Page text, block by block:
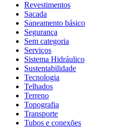
Revestimentos
Sacada
Saneamento básico
Segurança
Sem categoria
Serviços
Sistema Hidráulico
Sustentabilidade
Tecnologia
Telhados
Terreno
Topografia
Transporte
Tubos e conexões